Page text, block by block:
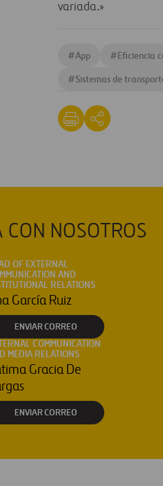
variada.»
#App #Eficiencia
#Sistemas de
CON NOSOTROS
OF EXTERNAL
AND
RELATIONS
García Ruiz
ENVIAR CORREO
COMMUNICATION
MEDIA RELATIONS
Gracia De
ENVIAR CORREO